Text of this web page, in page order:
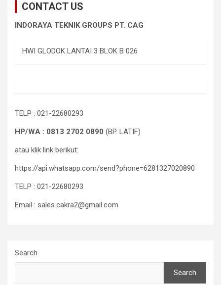
CONTACT US
INDORAYA TEKNIK GROUPS PT. CAG
HWI GLODOK LANTAI 3 BLOK B 026
TELP : 021-22680293
HP/WA : 0813 2702 0890 (BP. LATIF)
atau klik link berikut:
https://api.whatsapp.com/send?phone=6281327020890
TELP : 021-22680293
Email : sales.cakra2@gmail.com
Search
Search